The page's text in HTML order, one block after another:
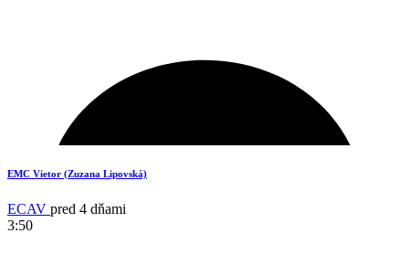
EMC Vietor (Zuzana Lipovská)
ECAV pred 4 dňami
3:50